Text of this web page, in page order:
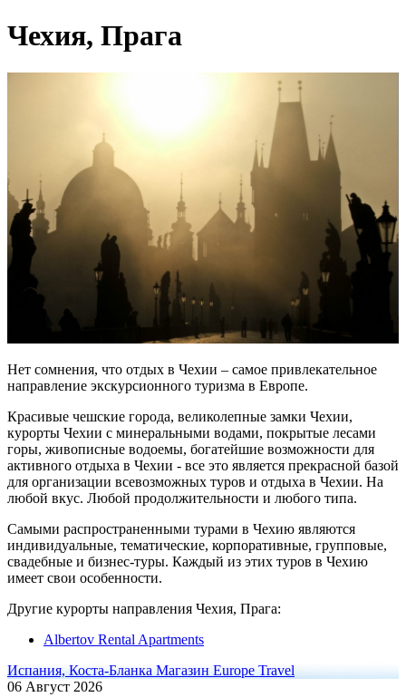
Чехия, Прага
Нет сомнения, что отдых в Чехии – самое привлекательное
направление экскурсионного туризма в Европе.
Красивые чешские города, великолепные замки Чехии,
курорты Чехии с минеральными водами, покрытые лесами
горы, живописные водоемы, богатейшие возможности для
активного отдыха в Чехии - все это является прекрасной базой
для организации всевозможных туров и отдыха в Чехии. На
любой вкус. Любой продолжительности и любого типа.
Самыми распространенными турами в Чехию являются
индивидуальные, тематические, корпоративные, групповые,
свадебные и бизнес-туры. Каждый из этих туров в Чехию
имеет свои особенности.
Другие курорты направления Чехия, Прага:
Albertov Rental Apartments
Испания, Коста-Бланка Магазин Europe Travel
06 Август 2026